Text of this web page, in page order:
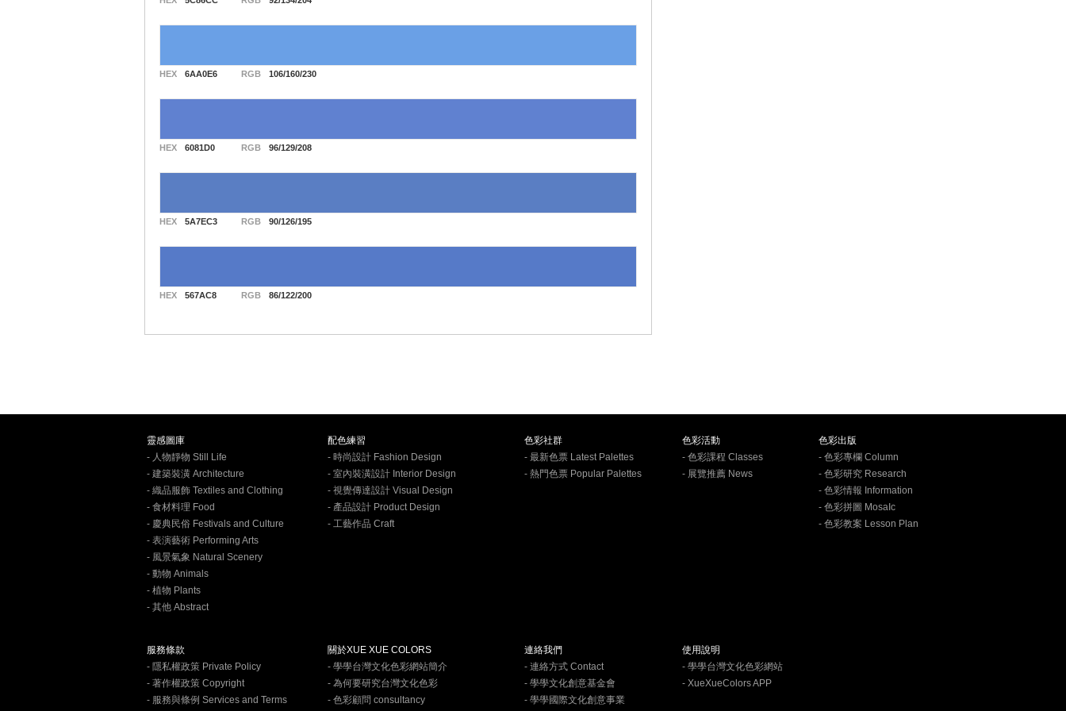
HEX 6AA0E6 RGB 106/160/230
HEX 6081D0 RGB 96/129/208
HEX 5A7EC3 RGB 90/126/195
HEX 567AC8 RGB 86/122/200
靈感圖庫
- 人物靜物 Still Life
- 建築裝潢 Architecture
- 織品服飾 Textiles and Clothing
- 食材料理 Food
- 慶典民俗 Festivals and Culture
- 表演藝術 Performing Arts
- 風景氣象 Natural Scenery
- 動物 Animals
- 植物 Plants
- 其他 Abstract
配色練習
- 時尚設計 Fashion Design
- 室內裝潢設計 Interior Design
- 視覺傳達設計 Visual Design
- 產品設計 Product Design
- 工藝作品 Craft
色彩社群
- 最新色票 Latest Palettes
- 熱門色票 Popular Palettes
色彩活動
- 色彩課程 Classes
- 展覽推薦 News
色彩出版
- 色彩專欄 Column
- 色彩研究 Research
- 色彩情報 Information
- 色彩拼圖 MosaIc
- 色彩教案 Lesson Plan
服務條款
- 隱私權政策 Private Policy
- 著作權政策 Copyright
- 服務與條例 Services and Terms
關於XUE XUE COLORS
- 學學台灣文化色彩網站簡介
- 為何要研究台灣文化色彩
- 色彩顧問 consultancy
連絡我們
- 連絡方式 Contact
- 學學文化創意基金會
- 學學國際文化創意事業
使用說明
- 學學台灣文化色彩網站
- XueXueColors APP